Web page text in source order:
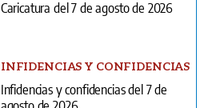
Infidencias y confidencias del 7 de
COLUMNAS
Prospectos con pocas oportunidades